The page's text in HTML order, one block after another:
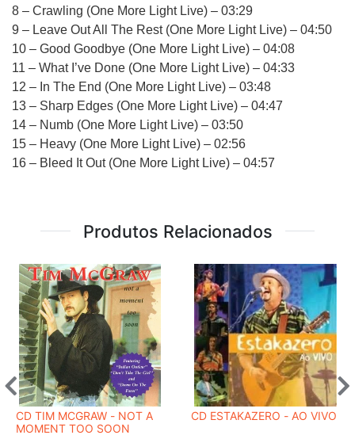
8 – Crawling (One More Light Live) – 03:29
9 – Leave Out All The Rest (One More Light Live) – 04:50
10 – Good Goodbye (One More Light Live) – 04:08
11 – What I’ve Done (One More Light Live) – 04:33
12 – In The End (One More Light Live) – 03:48
13 – Sharp Edges (One More Light Live) – 04:47
14 – Numb (One More Light Live) – 03:50
15 – Heavy (One More Light Live) – 02:56
16 – Bleed It Out (One More Light Live) – 04:57
Produtos Relacionados
CD TIM MCGRAW - NOT A
MOMENT TOO SOON
CD ESTAKAZERO - AO VIVO